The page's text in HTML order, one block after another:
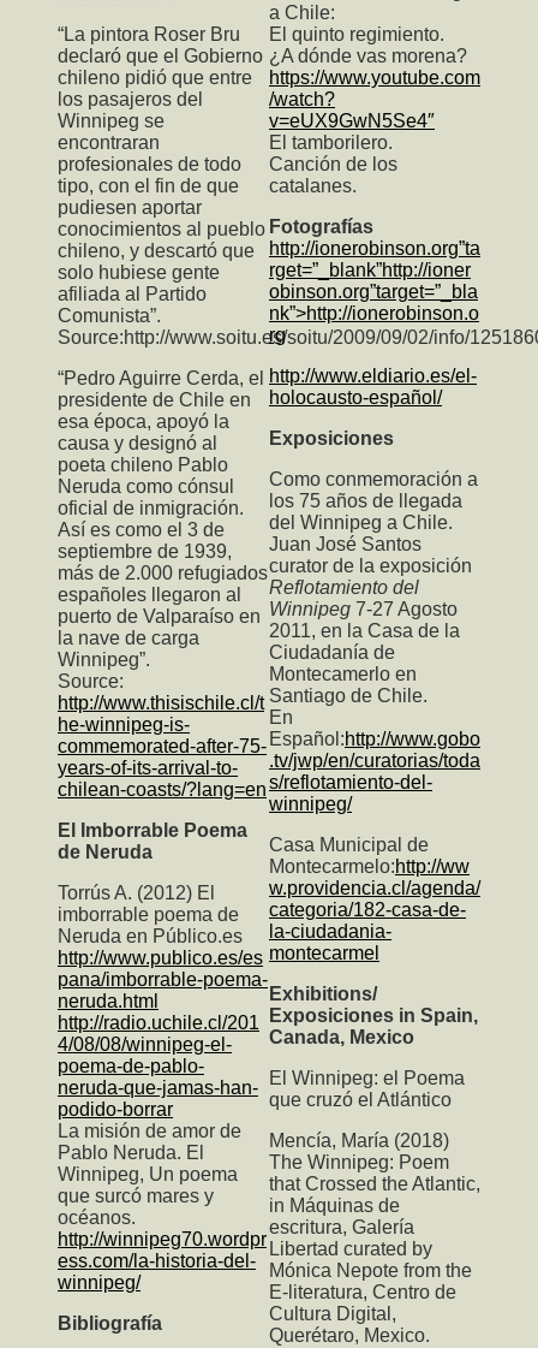
“La pintora Roser Bru
declaró que el Gobierno
chileno pidió que entre
los pasajeros del
Winnipeg se
encontraran
profesionales de todo
tipo, con el fin de que
pudiesen aportar
conocimientos al pueblo
chileno, y descartó que
solo hubiese gente
afiliada al Partido
Comunista”.
Source:http://www.soitu.es/soitu/2009/09/02/info/
“Pedro Aguirre Cerda, el
presidente de Chile en
esa época, apoyó la
causa y designó al
poeta chileno Pablo
Neruda como cónsul
oficial de inmigración.
Así es como el 3 de
septiembre de 1939,
más de 2.000 refugiados
españoles llegaron al
puerto de Valparaíso en
la nave de carga
Winnipeg”.
Source:
http://www.thisischile.cl/t
he-winnipeg-is-
commemorated-after-75-
years-of-its-arrival-to-
chilean-coasts/?lang=en
El Imborrable Poema
de Neruda
Torrús A. (2012) El
imborrable poema de
Neruda en Público.es
http://www.publico.es/es
pana/imborrable-poema-
neruda.html
http://radio.uchile.cl/201
4/08/08/winnipeg-el-
poema-de-pablo-
neruda-que-jamas-han-
podido-borrar
La misión de amor de
Pablo Neruda. El
Winnipeg, Un poema
que surcó mares y
océanos.
http://winnipeg70.wordpr
ess.com/la-historia-del-
winnipeg/
Bibliografía
a Chile:
El quinto regimiento.
¿A dónde vas morena?
https://www.youtube.com
/watch?
v=eUX9GwN5Se4″
El tamborilero.
Canción de los
catalanes.
Fotografías
http://ionerobinson.org”ta
rget=”_blank”http://ioner
obinson.org”target=”_bla
nk”>http://ionerobinson.o
rg
http://www.eldiario.es/el-
holocausto-español/
Exposiciones
Como conmemoración a
los 75 años de llegada
del Winnipeg a Chile.
Juan José Santos
curator de la exposición
Reflotamiento del
Winnipeg 7-27 Agosto
2011, en la Casa de la
Ciudadanía de
Montecamerlo en
Santiago de Chile.
En
Español:http://www.gobo
.tv/jwp/en/curatorias/toda
s/reflotamiento-del-
winnipeg/
Casa Municipal de
Montecarmelo:http://ww
w.providencia.cl/agenda/
categoria/182-casa-de-
la-ciudadania-
montecarmel
Exhibitions/
Exposiciones in Spain,
Canada, Mexico
El Winnipeg: el Poema
que cruzó el Atlántico
Mencía, María (2018)
The Winnipeg: Poem
that Crossed the Atlantic,
in Máquinas de
escritura, Galería
Libertad curated by
Mónica Nepote from the
E-literatura, Centro de
Cultura Digital,
Querétaro, Mexico.